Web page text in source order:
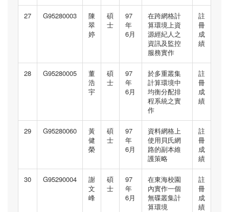
27 G95280003
陳
翠
婷
碩
士
97
年
6月
在跨網格計
算環境上資
源經紀人之
資訊及監控
服務實作
註
冊
成
績
28 G95280005
董
浩
宇
碩
士
97
年
6月
於多重叢集
計算環境中
均衡分配排
程系統之實
作
註
冊
成
績
29 G95280060
黃
健
榮
碩
士
97
年
6月
資料網格上
使用貝氏網
路的副本維
護策略
註
冊
成
績
30 G95290004
謝
文
峰
碩
士
97
年
6月
在東海校園
內實作一個
無碟叢集計
算環境
註
冊
成
績